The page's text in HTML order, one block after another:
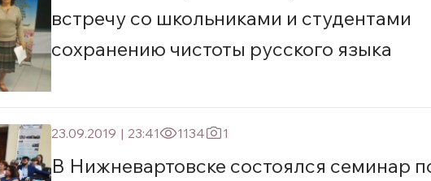
встречу со школьниками и студентами
сохранению чистоты русского языка
23.09.2019 | 23:41 1134 1
В Нижневартовске состоялся семинар